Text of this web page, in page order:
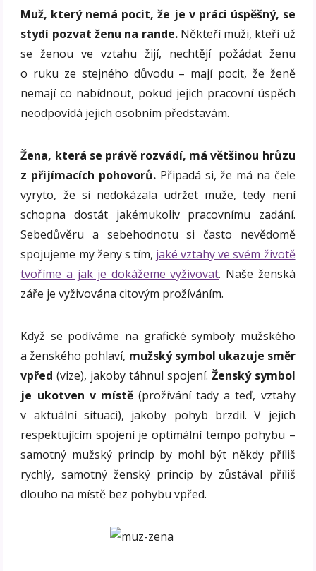
Muž, který nemá pocit, že je v práci úspěšný, se
stydí pozvat ženu na rande.Někteří muži, kteří už
se ženou ve vztahu žijí, nechtějí požádat ženu
o ruku ze stejného důvodu – mají pocit, že ženě
nemají co nabídnout, pokud jejich pracovní úspěch
neodpovídá jejich osobním představám.
Žena, která se právě rozvádí, má většinou hrůzu
z přijímacích pohovorů. Připadá si, že má na čele
vyryto, že si nedokázala udržet muže, tedy není
schopna dostát jakémukoliv pracovnímu zadání.
Sebedůvěru a sebehodnotu si často nevědomě
spojujeme my ženy s tím, jaké vztahy ve svém životě
tvoříme a jak je dokážeme vyživovat. Naše ženská
záře je vyživována citovým prožíváním.
Když se podíváme na grafické symboly mužského
a ženského pohlaví, mužský symbol ukazuje směr
vpřed (vize), jakoby táhnul spojení. Ženský symbol
je ukotven v místě (prožívání tady a teď, vztahy
v aktuální situaci), jakoby pohyb brzdil. V jejich
respektujícím spojení je optimální tempo pohybu –
samotný mužský princip by mohl být někdy příliš
rychlý, samotný ženský princip by zůstával příliš
dlouho na místě bez pohybu vpřed.